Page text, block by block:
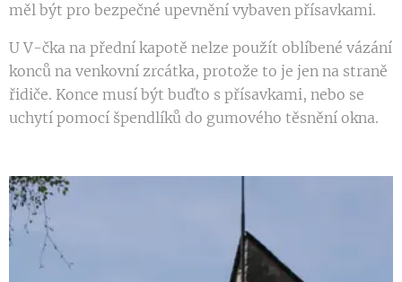
měl být pro bezpečné upevnění vybaven přísavkami.
U V-čka na přední kapotě nelze použít oblíbené vázání
konců na venkovní zrcátka, protože to je jen na straně
řidiče. Konce musí být buďto s přísavkami, nebo se
uchytí pomocí špendlíků do gumového těsnění okna.